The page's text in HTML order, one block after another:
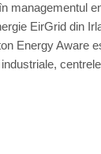
managementul
EirGrid din
Energy Aware